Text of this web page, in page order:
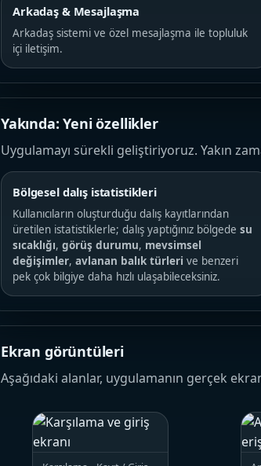
Arkadaş & Mesajlaşma
Arkadaş sistemi ve özel mesajlaşma ile topluluk
içi iletişim.
Yakında: Yeni özellikler
Uygulamayı sürekli geliştiriyoruz. Yakın
Bölgesel dalış istatistikleri
Kullanıcıların oluşturduğu dalış kayıtlarından
üretilen istatistiklerle; dalış yaptığınız bölgede su
sıcaklığı, görüş durumu, mevsimsel
değişimler, avlanan balık türleri ve benzeri
pek çok bilgiye daha hızlı ulaşabileceksiniz.
Ekran görüntüleri
Aşağıdaki alanlar, uygulamanın gerçek